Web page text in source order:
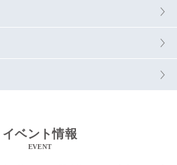
イベント情報
EVENT